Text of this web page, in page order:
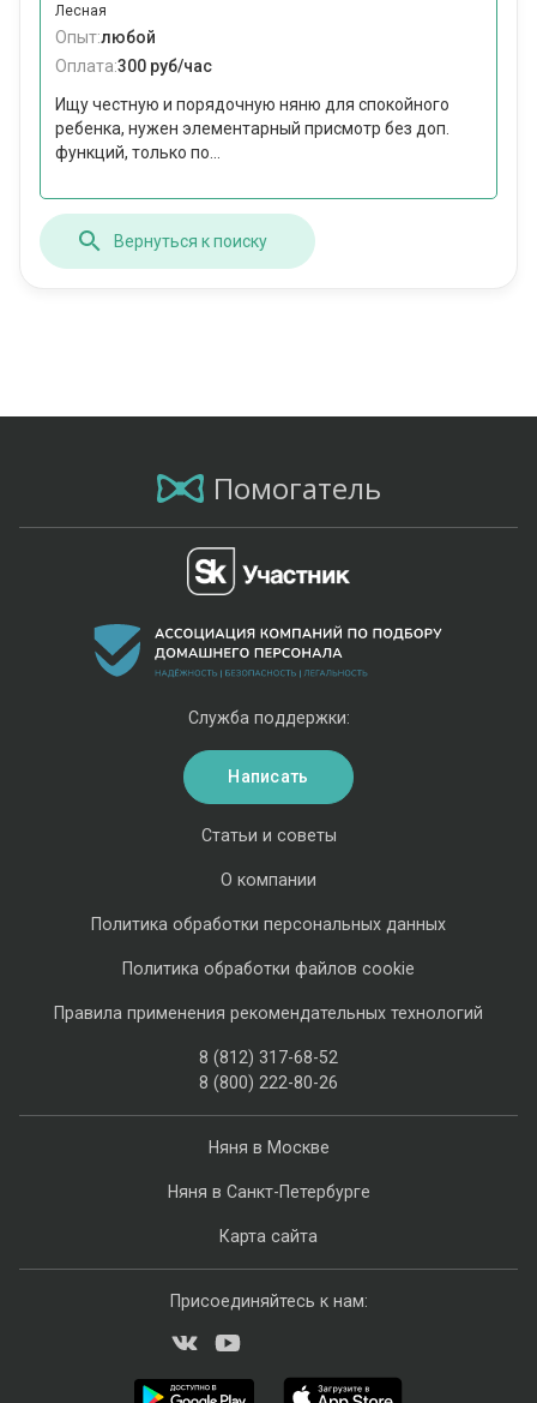
Лесная
Опыт:любой
Оплата:300 руб/час
Ищу честную и порядочную няню для спокойного
ребенка, нужен элементарный присмотр без доп.
функций, только по...
Вернуться к поиску
Помогатель
Няня в Москве
Няня в Санкт-Петербурге
Карта сайта
Статьи и советы
О компании
Политика обработки персональных данных
Политика обработки файлов cookie
Правила применения рекомендательных технологий
8 (812) 317-68-52
8 (800) 222-80-26
Служба поддержки:
Написать
Присоединяйтесь к нам: